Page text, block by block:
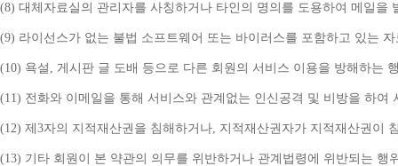
(8) 대체자료실의 관리자를 사칭하거나 타인의 명의를 도용하여 메일을
(9) 라이선스가 없는 불법 소프트웨어 또는 바이러스를 포함하고 있는
(10) 욕설 , 게시판 글 도배 등으로 다른 회원의 서비스 이용을 방해하는
(11) 전화와 이메일을 통해 서비스와 관계없는 인신공격 및 비방을 하여
(12) 제 3자의 지적재산권을 침해하거나, 지적재산권자가 지적재산권이
(13) 기타 회원이 본 약관의 의무를 위반하거나 관계법령에 위반되는 행